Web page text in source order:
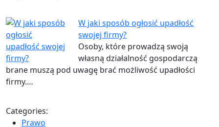
W jaki sposób ogłosić upadłość
swojej firmy?
Osoby, które prowadzą swoją
własną działalność gospodarczą
brane muszą pod uwagę brać możliwość upadłości
firmy.…
Categories:
Prawo